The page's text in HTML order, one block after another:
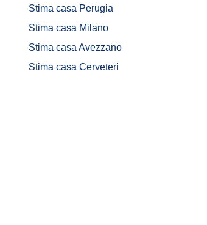
Stima casa Perugia
Stima casa Milano
Stima casa Avezzano
Stima casa Cerveteri